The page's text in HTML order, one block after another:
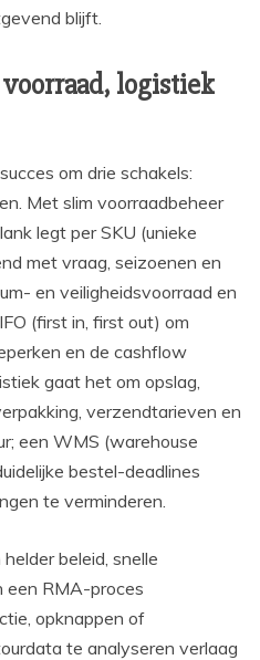
blijft.
logistiek
om drie schakels:
Met slim voorraadbeheer
legt per SKU (unieke
met vraag, seizoenen en
en veiligheidsvoorraad en
(first in, first out) om
en de cashflow
gaat het om opslag,
verzendtarieven en
een WMS (warehouse
bestel-deadlines
te verminderen.
beleid, snelle
een RMA-proces
opknappen of
te analyseren verlaag